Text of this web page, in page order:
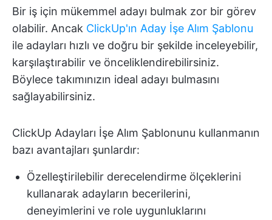
Bir iş için mükemmel adayı bulmak zor bir görev
olabilir. Ancak ClickUp'ın Aday İşe Alım Şablonu
ile adayları hızlı ve doğru bir şekilde inceleyebilir,
karşılaştırabilir ve önceliklendirebilirsiniz.
Böylece takımınızın ideal adayı bulmasını
sağlayabilirsiniz.
ClickUp Adayları İşe Alım Şablonunu kullanmanın
bazı avantajları şunlardır:
Özelleştirilebilir derecelendirme ölçeklerini
kullanarak adayların becerilerini,
deneyimlerini ve role uygunluklarını